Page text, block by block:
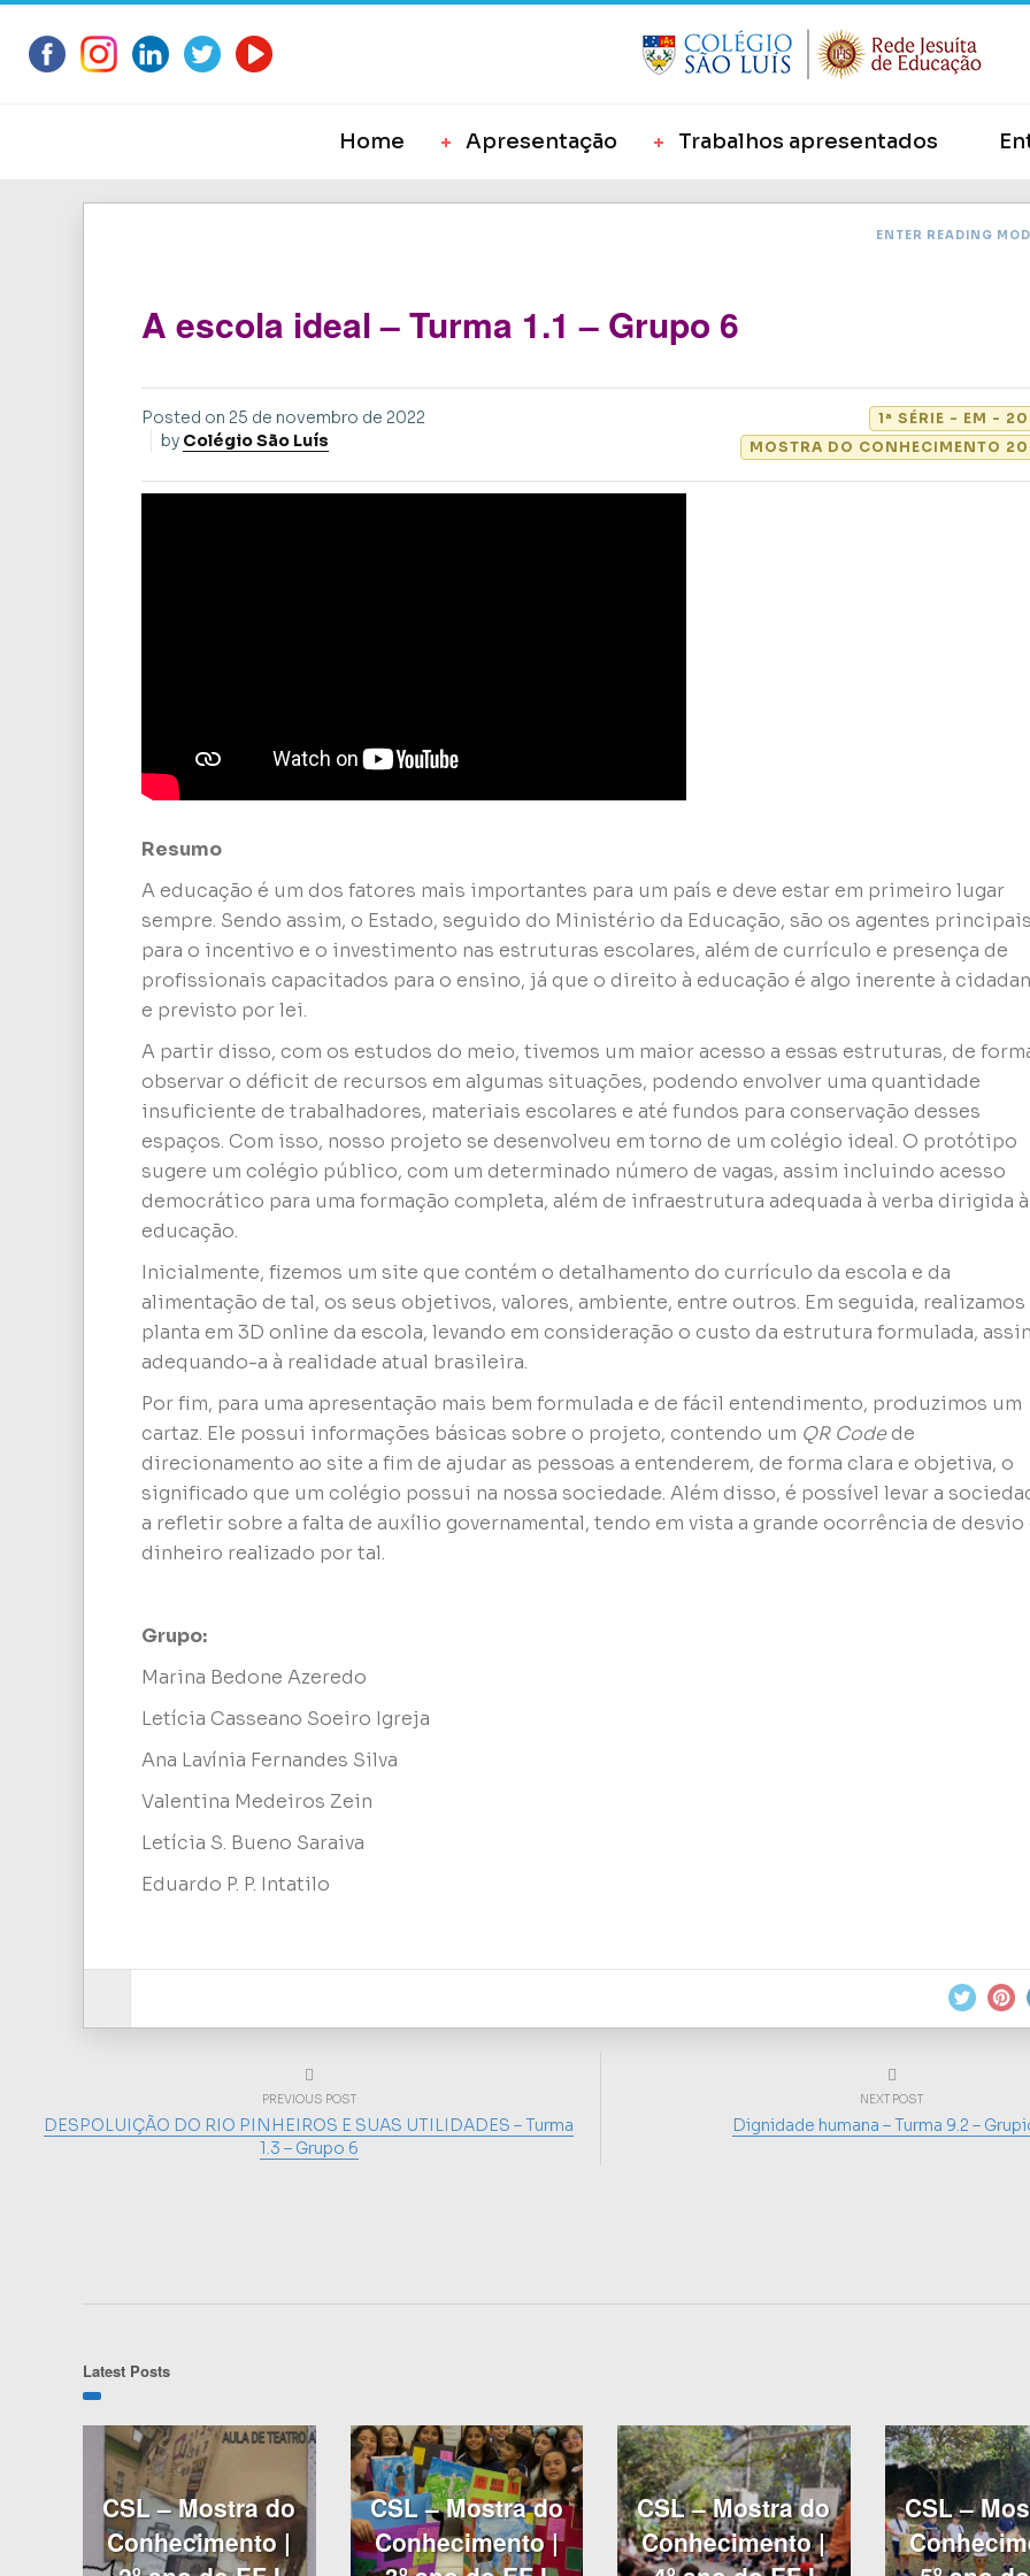
Home Apresentação Trabalhos apresentados
ENTER READING
A escola ideal – Turma 1.1 – Grupo 6
Posted on 25 de novembro de 2022
by Colégio São Luís
1ª SÉRIE - EM -
MOSTRA DO CONHECIMENTO
Resumo
A educação é um dos fatores mais importantes para um país e deve estar em primeiro lugar
sempre. Sendo assim, o Estado, seguido do Ministério da Educação, são os agentes principais
para o incentivo e o investimento nas estruturas escolares, além de currículo e presença de
profissionais capacitados para o ensino, já que o direito à educação é algo inerente à
e previsto por lei.
A partir disso, com os estudos do meio, tivemos um maior acesso a essas estruturas, de
observar o déficit de recursos em algumas situações, podendo envolver uma quantidade
insuficiente de trabalhadores, materiais escolares e até fundos para conservação desses
espaços. Com isso, nosso projeto se desenvolveu em torno de um colégio ideal. O protótipo
sugere um colégio público, com um determinado número de vagas, assim incluindo acesso
democrático para uma formação completa, além de infraestrutura adequada à verba dirigida à
educação.
Inicialmente, fizemos um site que contém o detalhamento do currículo da escola e da
alimentação de tal, os seus objetivos, valores, ambiente, entre outros. Em seguida, realizamos
planta em 3D online da escola, levando em consideração o custo da estrutura formulada,
adequando-a à realidade atual brasileira.
Por fim, para uma apresentação mais bem formulada e de fácil entendimento, produzimos um
cartaz. Ele possui informações básicas sobre o projeto, contendo um QR Codede
direcionamento ao site a fim de ajudar as pessoas a entenderem, de forma clara e objetiva, o
significado que um colégio possui na nossa sociedade. Além disso, é possível levar a
a refletir sobre a falta de auxílio governamental, tendo em vista a grande ocorrência de desvio
dinheiro realizado por tal.
Grupo:
Marina Bedone Azeredo
Letícia Casseano Soeiro Igreja
Ana Lavínia Fernandes Silva
Valentina Medeiros Zein
Letícia S. Bueno Saraiva
Eduardo P. P. Intatilo
PREVIOUS POST
DESPOLUIÇÃO DO RIO PINHEIROS E SUAS UTILIDADES – Turma
1.3 – Grupo 6
NEXT POST
Dignidade humana – Turma 9.2 –
Latest Posts
CSL – Mostra do
Conhecimento |
CSL – Mostra do
Conhecimento |
CSL – Mostra do
Conhecimento |
CSL –